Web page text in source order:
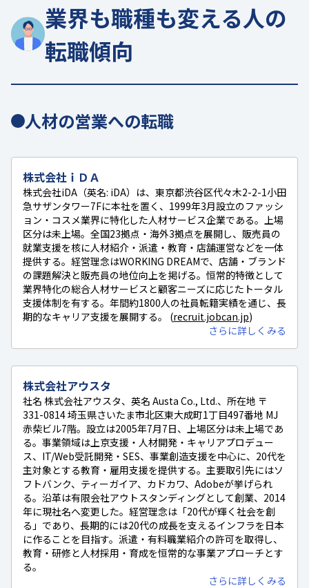
業界も職種も変える人の
転職傾向
人材の営業への転職
株式会社ｉＤＡ
株式会社iDA（英名: iDA）は、東京都渋谷区代々木2-2-1小田
急サザンタワー7Fに本社を置く、1999年3月設立のファッシ
ョン・コスメ業界に特化した人材サービス企業である。上場
区分は未上場。全国23拠点・海外3拠点を展開し、販売員の
就業支援を核に人材紹介・派遣・教育・店舗運営などを一体
提供する。経営理念はWORKING DREAMで、店舗・ブランド
の課題解決と販売員の地位向上を掲げる。恒常的特徴として
業界特化の総合人材サービスと顧客ニーズに応じたトータル
支援体制を有する。年間約1800人の社員転籍実績を通じ、長
期的なキャリア支援を展開する。 (recruit.jobcan.jp)
さらに詳しくみる
株式会社アウスタ
社名 株式会社アウスタ、英名 Austa Co., Ltd.、所在地 〒
331-0814 埼玉県さいたま市北区東大成町1丁目497番地 MJ
赤柴ビル7階。設立は2005年7月7日、上場区分は未上場であ
る。事業領域は上京支援・人材開発・キャリアプロデュー
ス、IT/Web受託開発・SES、事業創造支援を中心に、20代を
主対象とする教育・雇用支援を提供する。主要取引先にはソ
フトバンク、ティーガイア、カドカワ、Adobeが挙げられ
る。沿革は有限会社アウトスタンディングとして創業、2014
年に現社名へ変更した。経営理念は「20代が輝く社会を創
る」であり、長期的には20代の成長を支えるインフラを日本
に作ることを目指す。派遣・有料職業紹介の許可を取得し、
教育・研修と人材採用・育成を恒常的な事業アプローチとす
る。
さらに詳しくみる